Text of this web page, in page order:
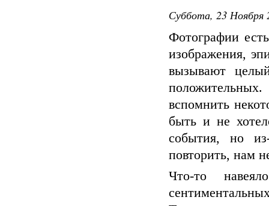
Суббота, 23 Ноября
Фотографии
изображения,
вызывают
вспомнить
быть и не
события, но
повторить, нам
Что-то